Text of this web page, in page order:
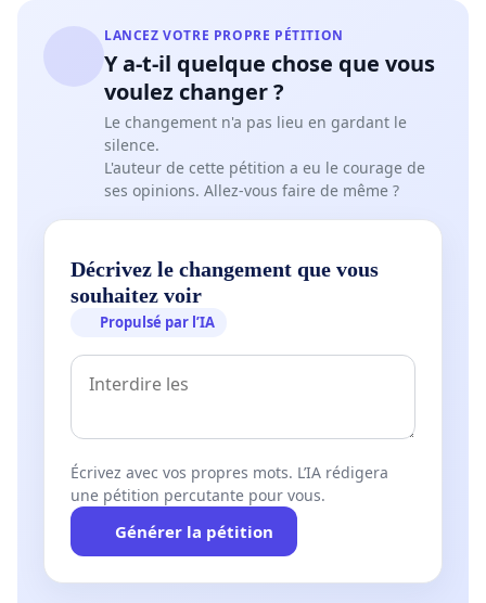
LANCEZ VOTRE PROPRE PÉTITION
Y a-t-il quelque chose que vous
voulez changer ?
Le changement n'a pas lieu en gardant le
silence.
L'auteur de cette pétition a eu le courage de
ses opinions. Allez-vous faire de même ?
Décrivez le changement que vous
souhaitez voir
Propulsé par l’IA
Écrivez avec vos propres mots. L’IA rédigera
une pétition percutante pour vous.
Générer la pétition